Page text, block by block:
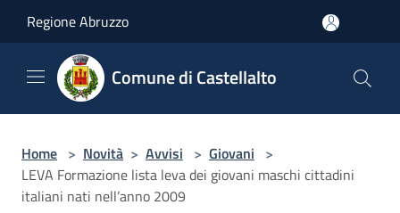
Regione Abruzzo
Comune di Castellalto
Home > Novità > Avvisi > Giovani >
LEVA Formazione lista leva dei giovani maschi cittadini
italiani nati nell’anno 2009